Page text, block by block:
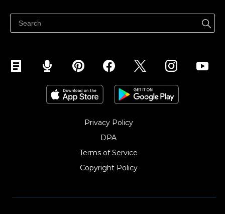
Predávajte na Facebook
Predávať na Instagram
Privacy Policy
DPA
Terms of Service
Copyright Policy‎